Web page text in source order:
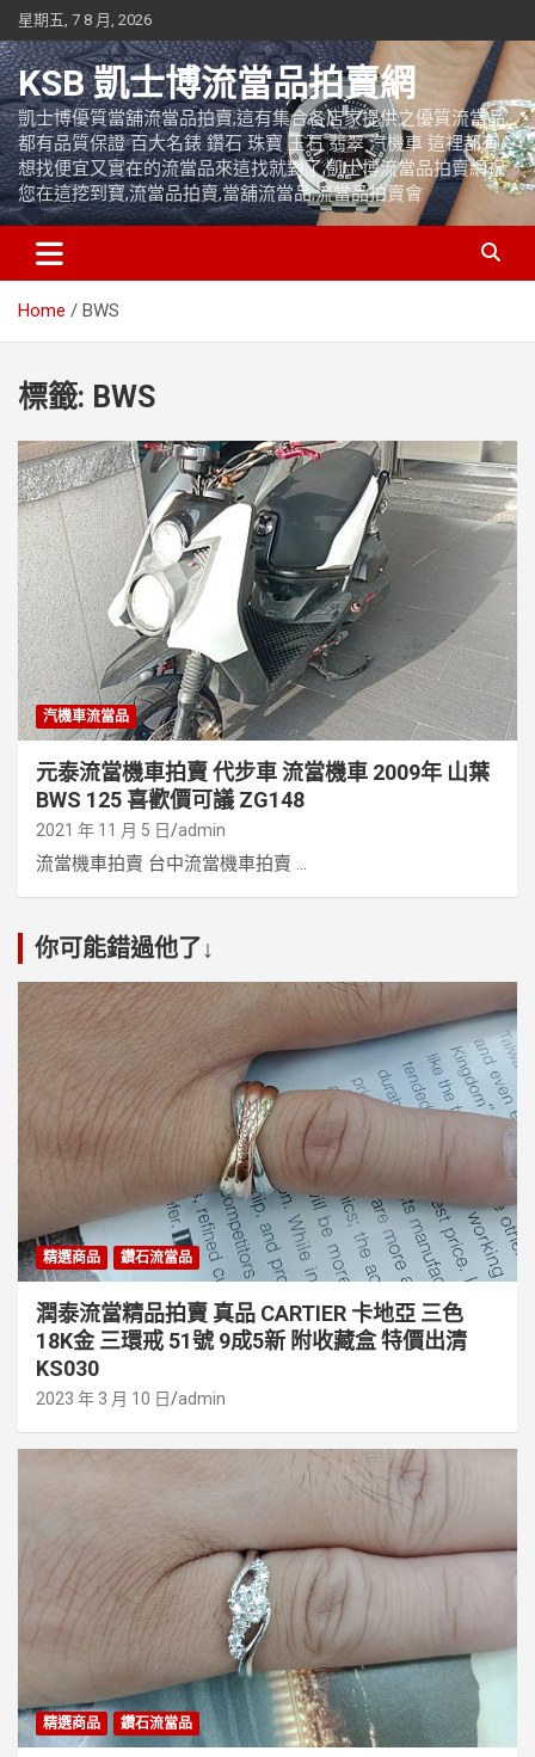
Skip
to
content
星期五, 7 8 月, 2026
KSB 凱士博流當品拍賣網
凱士博優質當舖流當品拍賣,這有集合各店家提供之優質流當品,
都有品質保證 百大名錶 鑽石 珠寶 玉石 翡翠 汽機車 這裡都有
想找便宜又實在的流當品來這找就對了,凱士博流當品拍賣網祝
您在這挖到寶,流當品拍賣,當舖流當品,流當品拍賣會
Home BWS
標籤: BWS
汽機車流當品
元泰流當機車拍賣 代步車 流當機車 2009年 山葉
BWS 125 喜歡價可議 ZG148
2021 年 11 月 5 日 admin
流當機車拍賣 台中流當機車拍賣 ...
你可能錯過他了↓
精選商品 鑽石流當品
潤泰流當精品拍賣 真品 CARTIER 卡地亞 三色
18K金 三環戒 51號 9成5新 附收藏盒 特價出清
KS030
2023 年 3 月 10 日 admin
精選商品 鑽石流當品